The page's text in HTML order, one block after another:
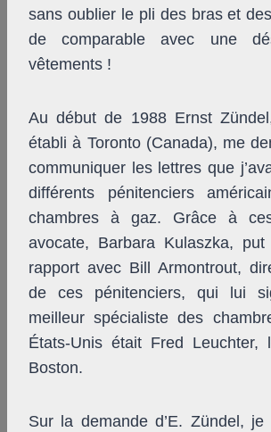
sans oublier le pli des bras et
de comparable avec une
vêtements !
Au début de 1988 Ernst
établi à Toronto (Canada), me
communiquer les lettres que
différents pénitenciers
chambres à gaz. Grâce à
avocate, Barbara Kulaszka,
rapport avec Bill Armontrout,
de ces pénitenciers, qui lui
meilleur spécialiste des
États-Unis était Fred Leuchter,
Boston.
Sur la demande d’E. Zündel, je